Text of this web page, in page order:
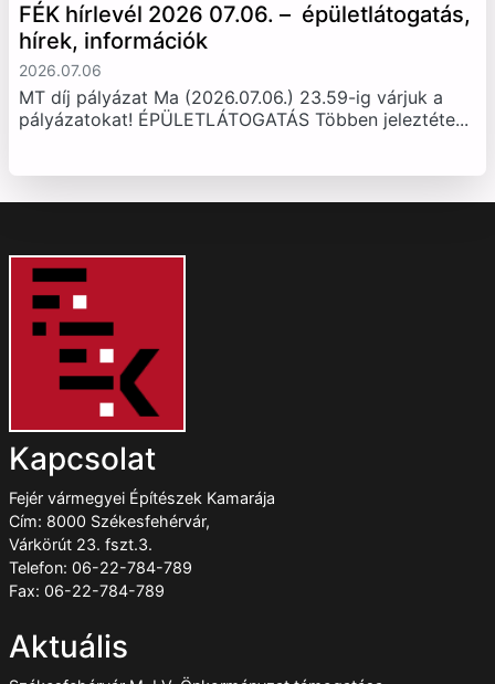
FÉK hírlevél 2026 07.06. – épületlátogatás,
hírek, információk
2026.07.06
MT díj pályázat Ma (2026.07.06.) 23.59-ig várjuk a
pályázatokat! ÉPÜLETLÁTOGATÁS Többen jeleztéte...
Kapcsolat
Fejér vármegyei Építészek Kamarája
Cím: 8000 Székesfehérvár,
Várkörút 23. fszt.3.
Telefon: 06-22-784-789
Fax: 06-22-784-789
Aktuális